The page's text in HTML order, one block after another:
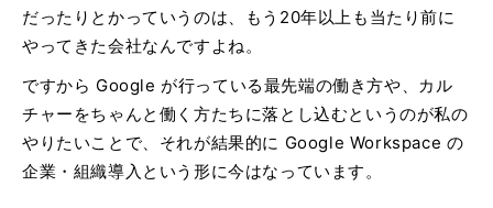
だったりとかっていうのは、もう20年以上も当たり前に
やってきた会社なんですよね。
ですから Google が行っている最先端の働き方や、カル
チャーをちゃんと働く方たちに落とし込むというのが私の
やりたいことで、それが結果的に Google Workspace の
企業・組織導入という形に今はなっています。